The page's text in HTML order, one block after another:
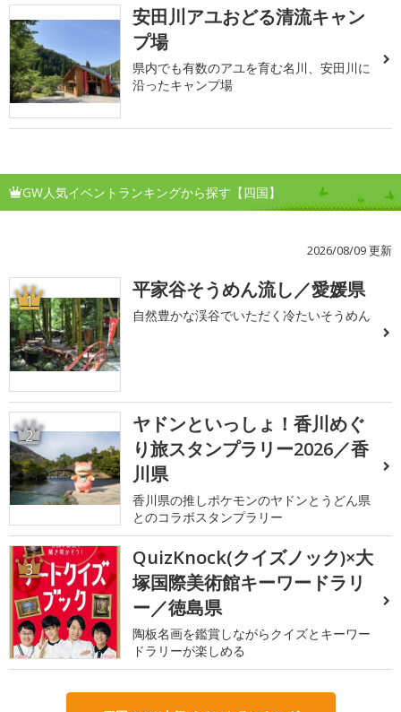
安田川アユおどる清流キャン
プ場
県内でも有数のアユを育む名川、安田川に
沿ったキャンプ場
GW人気イベントランキングから探す【四国】
2026/08/09 更新
1 平家谷そうめん流し／愛媛県
自然豊かな渓谷でいただく冷たいそうめん
2
ヤドンといっしょ！香川めぐ
り旅スタンプラリー2026／香
川県
香川県の推しポケモンのヤドンとうどん県
とのコラボスタンプラリー
3
QuizKnock(クイズノック)×大
塚国際美術館キーワードラリ
ー／徳島県
陶板名画を鑑賞しながらクイズとキーワー
ドラリーが楽しめる